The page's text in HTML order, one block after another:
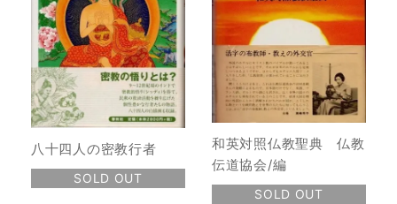
八十四人の密教行者
SOLD OUT
和英対照仏教聖典 仏教
伝道協会/編
SOLD OUT